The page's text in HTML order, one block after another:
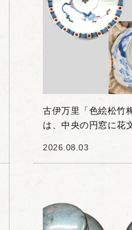
古伊万里「色絵松竹
は、中央の円窓に花
2026.08.03